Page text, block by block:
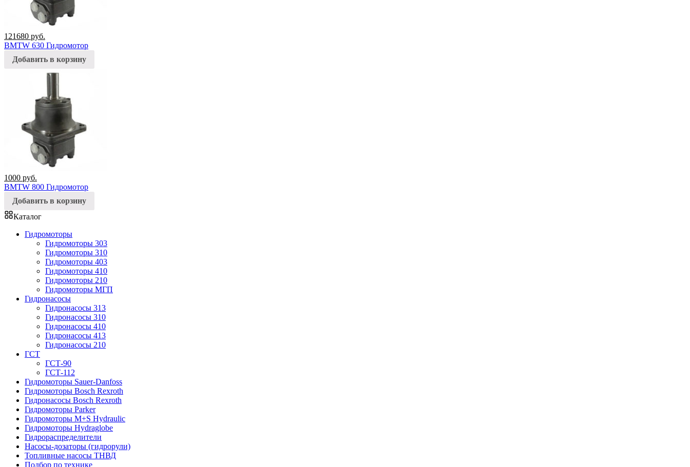
121680 руб.
BMTW 630 Гидромотор
Добавить в корзину
1000 руб.
BMTW 800 Гидромотор
Добавить в корзину
Каталог
Гидромоторы
Гидромоторы 303
Гидромоторы 310
Гидромоторы 403
Гидромоторы 410
Гидромоторы 210
Гидромоторы МГП
Гидронасосы
Гидронасосы 313
Гидронасосы 310
Гидронасосы 410
Гидронасосы 413
Гидронасосы 210
ГСТ
ГСТ-90
ГСТ-112
Гидромоторы Sauer-Danfoss
Гидромоторы Bosch Rexroth
Гидронасосы Bosch Rexroth
Гидромоторы Parker
Гидромоторы M+S Hydraulic
Гидромоторы Hydraglobe
Гидрораспределители
Насосы-дозаторы (гидрорули)
Топливные насосы ТНВД
Подбор по технике